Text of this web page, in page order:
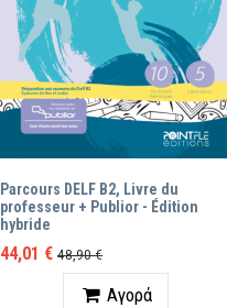
Parcours DELF B2, Livre du
professeur + Publior - Édition
hybride
44,01 € 48,90 €
ΠοσότηταΑγορά